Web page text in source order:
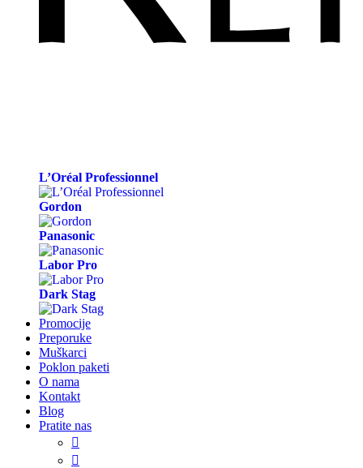
L’Oréal Professionnel
Gordon
Panasonic
Labor Pro
Dark Stag
Promocije
Preporuke
Muškarci
Poklon paketi
O nama
Kontakt
Blog
Pratite nas

